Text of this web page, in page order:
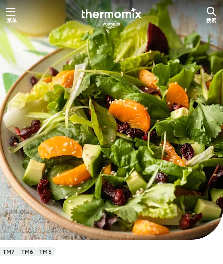
跳
至
内
容
菜单 搜索
TM7 TM6 TM5